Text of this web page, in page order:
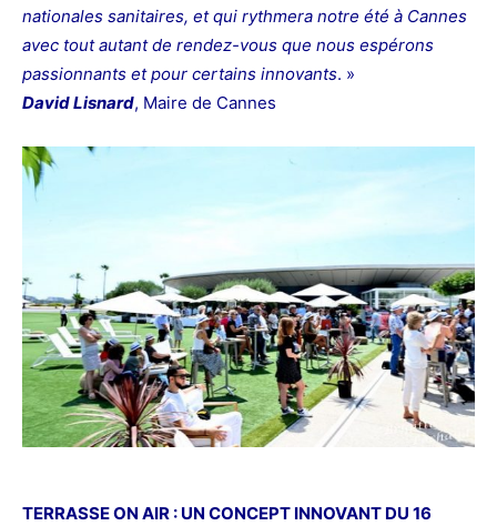
nationales sanitaires, et qui rythmera notre été à Cannes
avec tout autant de rendez-vous que nous espérons
passionnants et pour certains innovants. »
David Lisnard, Maire de Cannes
TERRASSE ON AIR : UN CONCEPT INNOVANT DU 16